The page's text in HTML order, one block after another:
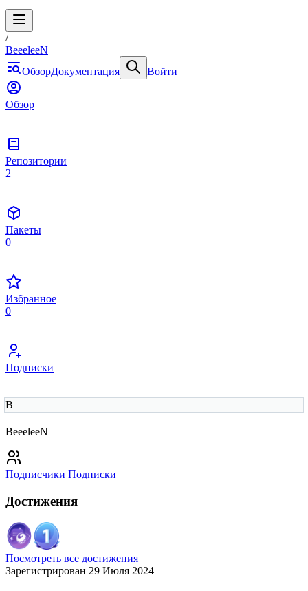
/
BeeeleeN
ОбзорДокументация Войти
Обзор
Репозитории
2
Пакеты
0
Избранное
0
Подписки
B
BeeeleeN
Подписчики Подписки
Достижения
Посмотреть все достижения
Зарегистрирован 29 Июля 2024